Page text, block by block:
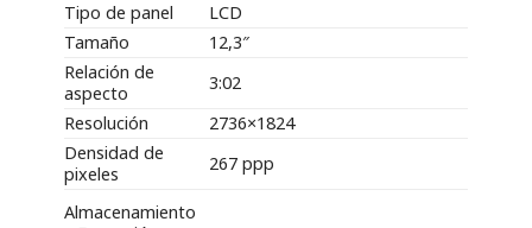
Tipo de panel
LCD
Tamaño
12,3″
Relación de
aspecto
3:02
Resolución
2736×1824
Densidad de
pixeles
267 ppp
Almacenamiento